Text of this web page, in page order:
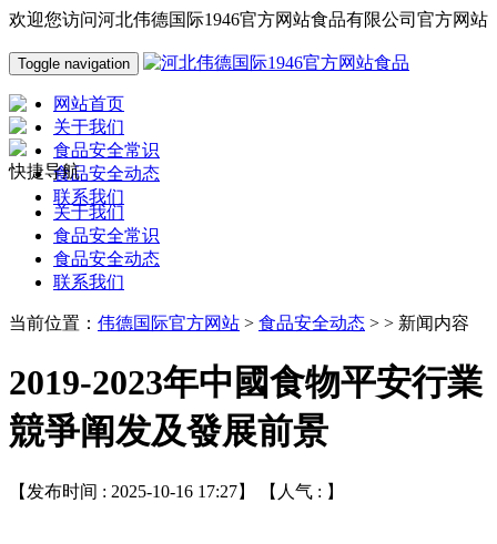
欢迎您访问河北伟德国际1946官方网站食品有限公司官方网站
Toggle navigation
网站首页
关于我们
食品安全常识
食品安全动态
联系我们
快捷导航
关于我们
食品安全常识
食品安全动态
联系我们
当前位置： 伟德国际官方网站 > 食品安全动态 > > 新闻内容
2019-2023年中國食物平安行業
競爭阐发及發展前景
【发布时间 : 2025-10-16 17:27】 【人气 : 】